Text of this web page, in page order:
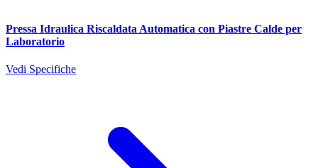
Pressa Idraulica Riscaldata Automatica con Piastre Calde per
Laboratorio
Vedi Specifiche